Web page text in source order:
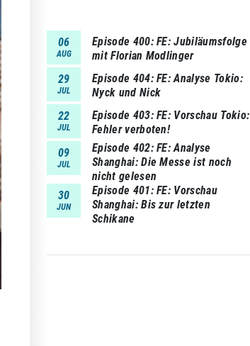
06
AUG
Episode 400 FE: Jubiläumsfolge
mit Florian Modlinger
29
JUL
Episode 404 FE: Analyse Tokio:
Nyck und Nick
22
JUL
Episode 403 FE: Vorschau Tokio:
Fehler verboten!
09
JUL
Episode 402 FE: Analyse
Shanghai: Die Messe ist noch
nicht gelesen
30
JUN
Episode 401 FE: Vorschau
Shanghai: Bis zur letzten
Schikane